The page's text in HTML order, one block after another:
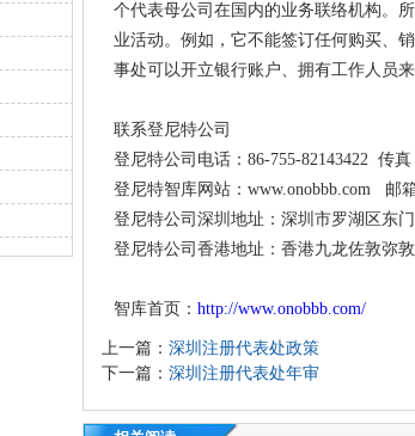
个代表母公司在国内的业务联络机构。
业活动。例如，它不能签订任何购买、
事处可以开立银行账户、拥有工作人员
联系登尼特公司
登尼特公司电话：86-755-82143422 传真
登尼特智库网站：www.onobbb.com 邮
登尼特公司深圳地址：深圳市罗湖区东
登尼特公司香港地址：香港九龙佐敦弥
智库首页： http://www.onobbb.com/
上一篇： 深圳注册代表处政策
下一篇： 深圳注册代表处年审